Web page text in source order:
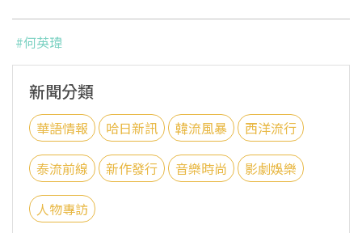
#何英瑋
新聞分類
華語情報 哈日新訊 韓流風暴 西洋流行
泰流前線 新作發行 音樂時尚 影劇娛樂
人物專訪